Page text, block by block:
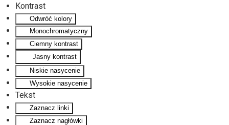
Kontrast
Odwróć kolory
Monochromatyczny
Ciemny kontrast
Jasny kontrast
Niskie nasycenie
Wysokie nasycenie
Tekst
Zaznacz linki
Zaznacz nagłówki